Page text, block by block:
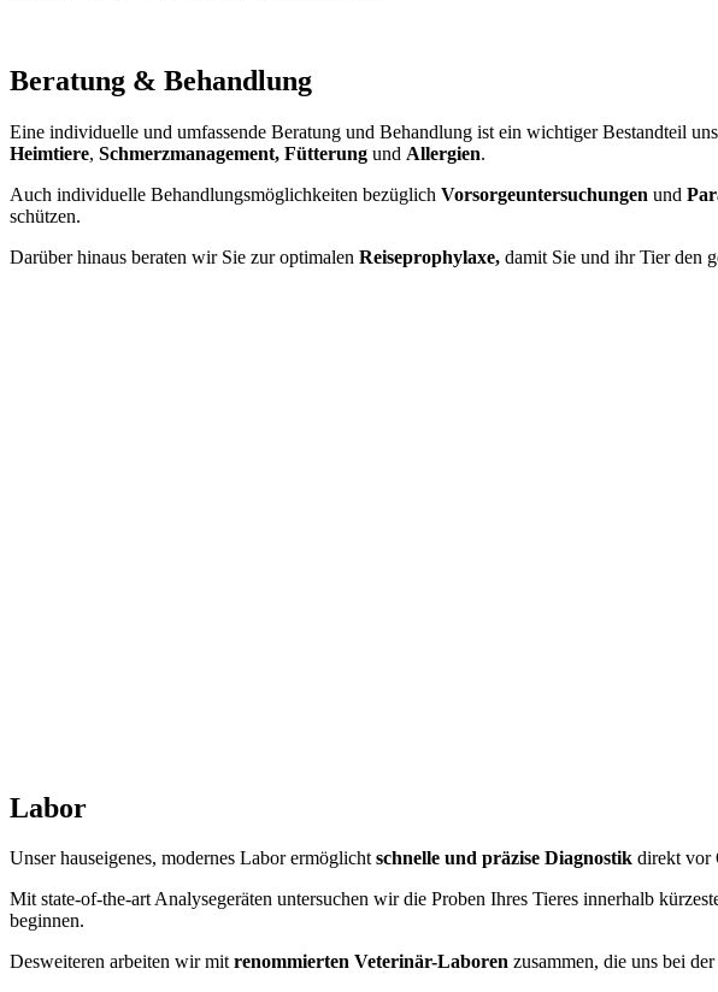
Beratung & Behandlung
Eine individuelle und umfassende Beratung und Behandlung ist ein wichtiger Bestandteil
Heimtiere, Schmerzmanagement, Fütterung und Allergien.
Auch individuelle Behandlungsmöglichkeiten bezüglich Vorsorgeuntersuchungen und
schützen.
Darüber hinaus beraten wir Sie zur optimalen Reiseprophylaxe, damit Sie und ihr Tier den
Labor
Unser hauseigenes, modernes Labor ermöglichtschnelle und präzise Diagnostik direkt vor
Mit state-of-the-art Analysegeräten untersuchen wir die Proben Ihres Tieres innerhalb
beginnen.
Desweiteren arbeiten wir mitrenommierten Veterinär-Laboren zusammen, die uns bei